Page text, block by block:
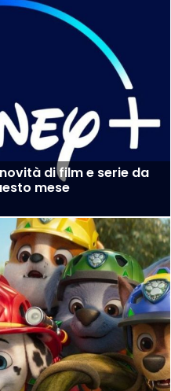
di film e serie da
mese